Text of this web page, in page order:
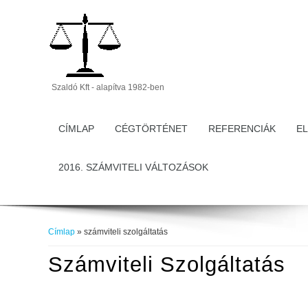
Szaldó Kft - alapítva 1982-ben
CÍMLAP CÉGTÖRTÉNET REFERENCIÁK
2016. SZÁMVITELI VÁLTOZÁSOK
Címlap » számviteli szolgáltatás
Számviteli Szolgáltatás